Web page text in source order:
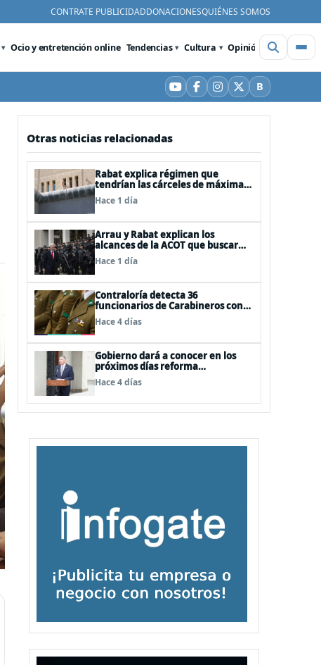
CONTRATE PUBLICIDADDONACIONESQUIÉNES SOMOS
Ocio y entretención online Tendencias Cultura Opinión Videos
YouTube
Facebook
Instagram
X BBluesky
Otras noticias relacionadas
Rabat explica régimen que
tendrían las cárceles de máxima
seguridad
Hace 1 día
Arrau y Rabat explican los
alcances de la ACOT que buscar
reforzar la seguridad
Hace 1 día
Contraloría detecta 36
funcionarios de Carabineros con
dos contratos para las mismas
funciones
Hace 4 días
Gobierno dará a conocer en los
próximos días reforma
constitucional enfocada a la
seguridad
Hace 4 días